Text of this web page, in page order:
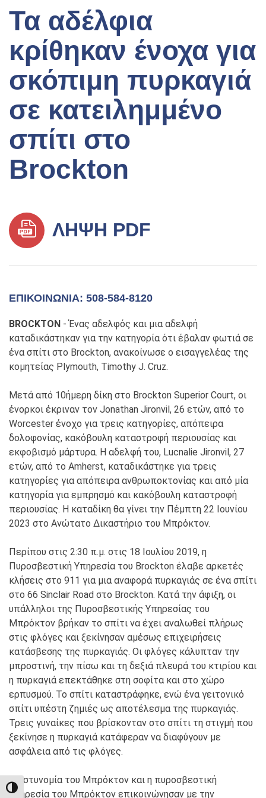
TOGGLE HIGH CONTRAST
Τα αδέλφια
κρίθηκαν ένοχα για
σκόπιμη πυρκαγιά
σε κατειλημμένο
σπίτι στο
Brockton
ΛΉΨΗ PDF
ΕΠΙΚΟΙΝΩΝΊΑ: 508-584-8120
BROCKTON - Ένας αδελφός και μια αδελφή
καταδικάστηκαν για την κατηγορία ότι έβαλαν φωτιά σε
ένα σπίτι στο Brockton, ανακοίνωσε ο εισαγγελέας της
κομητείας Plymouth, Timothy J. Cruz.
Μετά από 10ήμερη δίκη στο Brockton Superior Court, οι
ένορκοι έκριναν τον Jonathan Jironvil, 26 ετών, από το
Worcester ένοχο για τρεις κατηγορίες, απόπειρα
δολοφονίας, κακόβουλη καταστροφή περιουσίας και
εκφοβισμό μάρτυρα. Η αδελφή του, Lucnalie Jironvil, 27
ετών, από το Amherst, καταδικάστηκε για τρεις
κατηγορίες για απόπειρα ανθρωποκτονίας και από μία
κατηγορία για εμπρησμό και κακόβουλη καταστροφή
περιουσίας. Η καταδίκη θα γίνει την Πέμπτη 22 Ιουνίου
2023 στο Ανώτατο Δικαστήριο του Μπρόκτον.
Περίπου στις 2:30 π.μ. στις 18 Ιουλίου 2019, η
Πυροσβεστική Υπηρεσία του Brockton έλαβε αρκετές
κλήσεις στο 911 για μια αναφορά πυρκαγιάς σε ένα σπίτι
στο 66 Sinclair Road στο Brockton. Κατά την άφιξη, οι
υπάλληλοι της Πυροσβεστικής Υπηρεσίας του
Μπρόκτον βρήκαν το σπίτι να έχει αναλωθεί πλήρως
στις φλόγες και ξεκίνησαν αμέσως επιχειρήσεις
κατάσβεσης της πυρκαγιάς. Οι φλόγες κάλυπταν την
μπροστινή, την πίσω και τη δεξιά πλευρά του κτιρίου και
η πυρκαγιά επεκτάθηκε στη σοφίτα και στο χώρο
ερπυσμού. Το σπίτι καταστράφηκε, ενώ ένα γειτονικό
σπίτι υπέστη ζημιές ως αποτέλεσμα της πυρκαγιάς.
Τρεις γυναίκες που βρίσκονταν στο σπίτι τη στιγμή που
ξεκίνησε η πυρκαγιά κατάφεραν να διαφύγουν με
ασφάλεια από τις φλόγες.
Η αστυνομία του Μπρόκτον και η πυροσβεστική
υπηρεσία του Μπρόκτον επικοινώνησαν με την